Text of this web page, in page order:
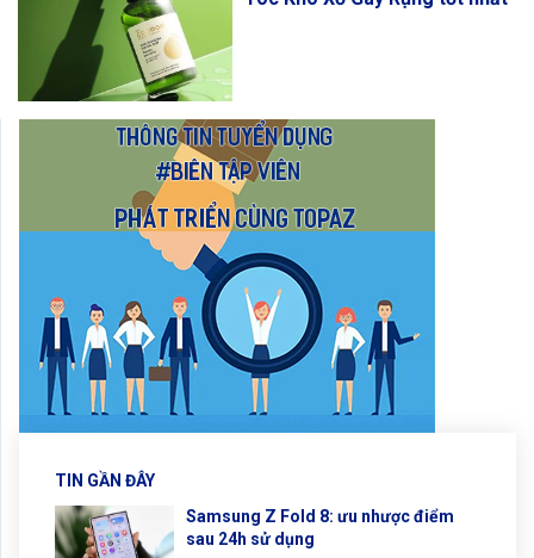
TIN GẦN ĐÂY
Samsung Z Fold 8: ưu nhược điểm
sau 24h sử dụng